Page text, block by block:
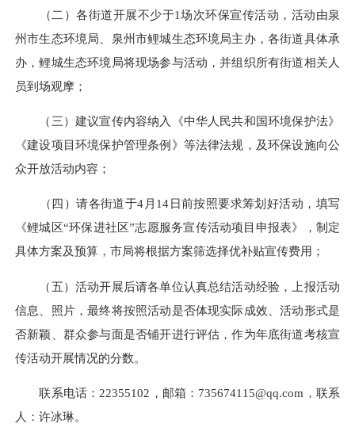
（二）各街道开展不少于1场次环保宣传活动，活动由泉
州市生态环境局、泉州市鲤城生态环境局主办，各街道具体承
办，鲤城生态环境局将现场参与活动，并组织所有街道相关人
员到场观摩；
（三）建议宣传内容纳入《中华人民共和国环境保护法》
《建设项目环境保护管理条例》等法律法规，及环保设施向公
众开放活动内容；
（四）请各街道于4月14日前按照要求筹划好活动，填写
《鲤城区“环保进社区”志愿服务宣传活动项目申报表》，制定
具体方案及预算，市局将根据方案筛选择优补贴宣传费用；
（五）活动开展后请各单位认真总结活动经验，上报活动
信息、照片，最终将按照活动是否体现实际成效、活动形式是
否新颖、群众参与面是否铺开进行评估，作为年底街道考核宣
传活动开展情况的分数。
联系电话： 22355102 ，邮箱： 735674115@qq.com ，联系
人：许冰琳。